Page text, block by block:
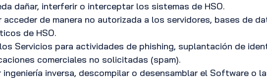
dañar, interferir o interceptar los sistemas de HSO.
acceder de manera no autorizada a los servidores, bases de
de HSO.
Servicios para actividades de phishing, suplantación de
comerciales no solicitadas (spam).
ingeniería inversa, descompilar o desensamblar el Software o